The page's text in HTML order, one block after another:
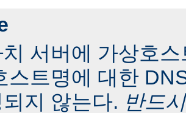
치 서버에 가상호
스트명에 대한
지 않는다. 반드시